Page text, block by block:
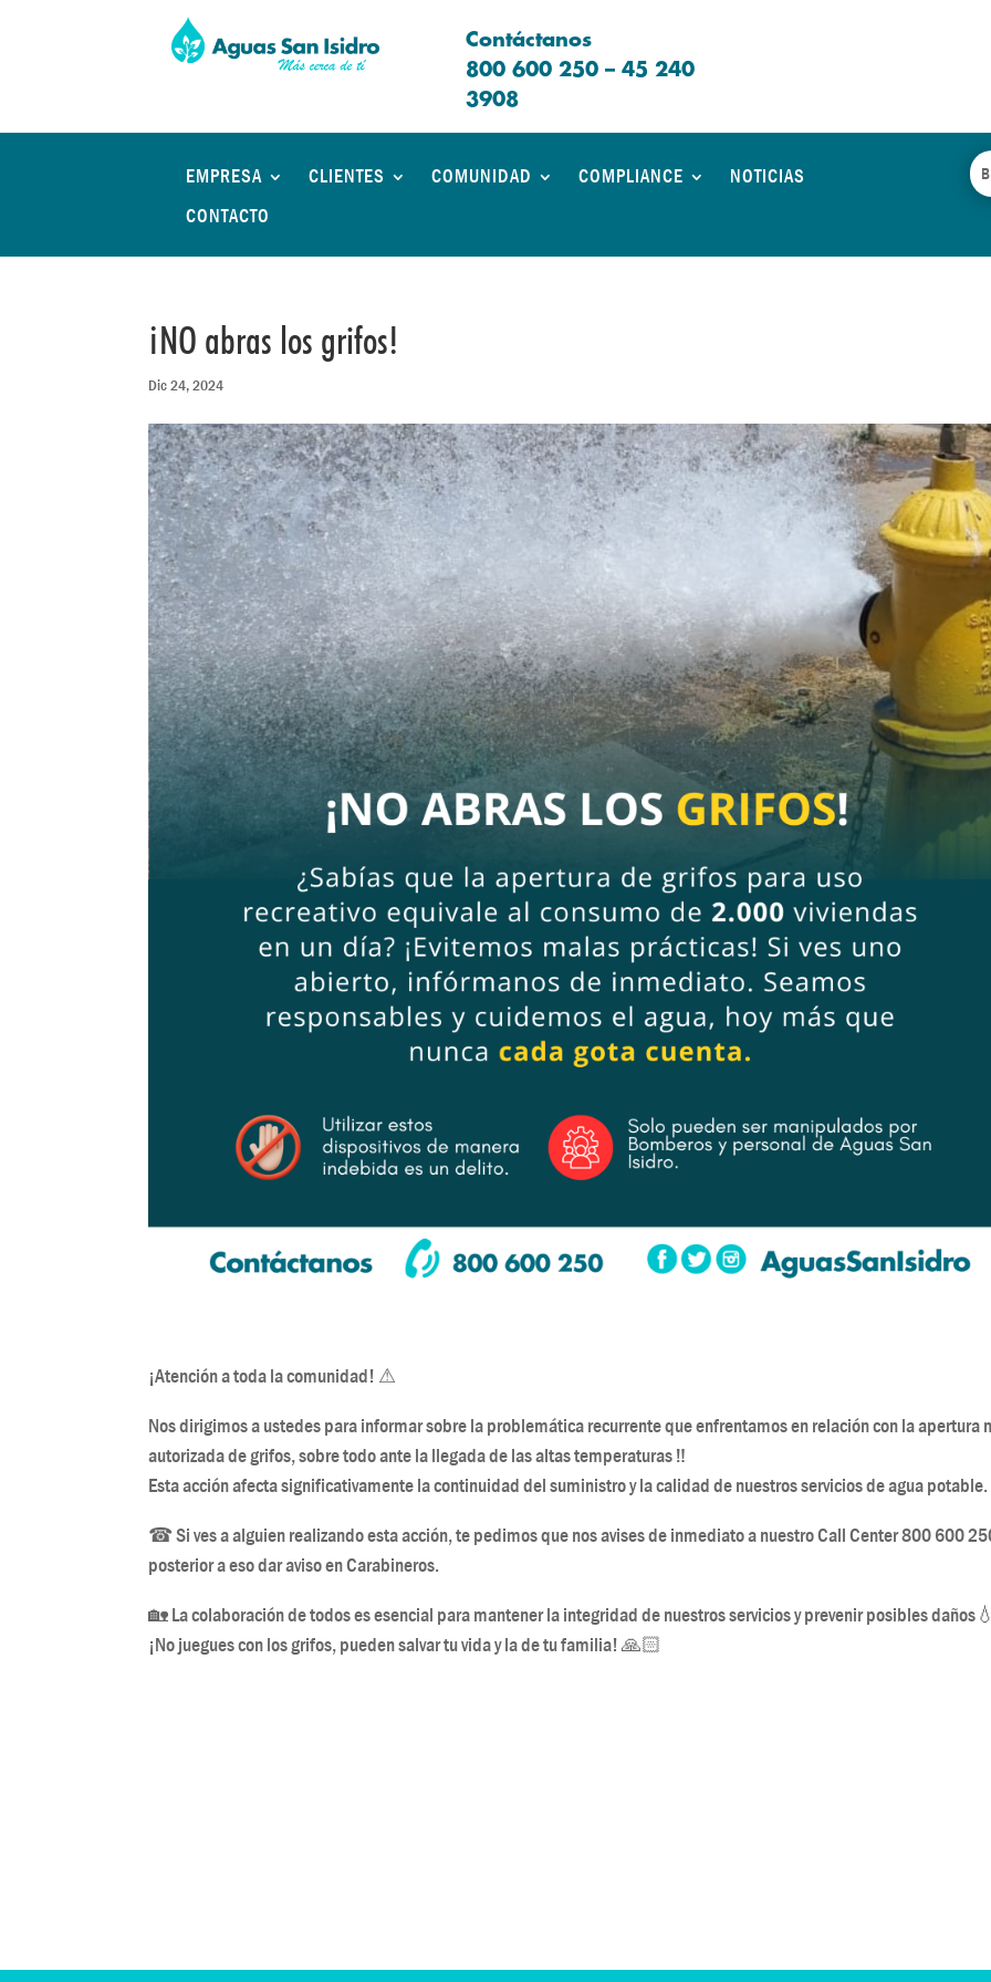
Contáctanos
800 600 250 – 45 240
3908
EMPRESA CLIENTES COMUNIDAD COMPLIANCE
NOTICIAS
CONTACTO
¡NO abras los grifos!
Dic 24, 2024
¡Atención a toda la comunidad! ⚠
Nos dirigimos a ustedes para informar sobre la problemática recurrente que enfrentamos en relación con la apertura
autorizada de grifos, sobre todo ante la llegada de las altas temperaturas ‼
Esta acción afecta significativamente la continuidad del suministro y la calidad de nuestros servicios de agua potable.
☎ Si ves a alguien realizando esta acción, te pedimos que nos avises de inmediato a nuestro Call Center 800 600
posterior a eso dar aviso en Carabineros.
🏡 La colaboración de todos es esencial para mantener la integridad de nuestros servicios y prevenir posibles
¡No juegues con los grifos, pueden salvar tu vida y la de tu familia! 🙏🏻